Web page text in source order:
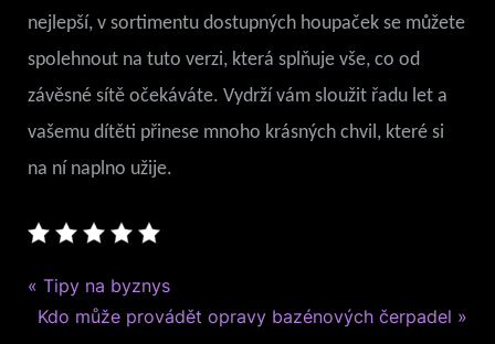
nejlepší, v sortimentu dostupných houpaček se můžete
spolehnout na tuto verzi, která splňuje vše, co od
závěsné sítě očekáváte. Vydrží vám sloužit řadu let a
vašemu dítěti přinese mnoho krásných chvil, které si
na ní naplno užije.
Byznys
Navigace
P
r
Tipy na byznys
N
Kdo může provádět opravy bazénových čerpadel